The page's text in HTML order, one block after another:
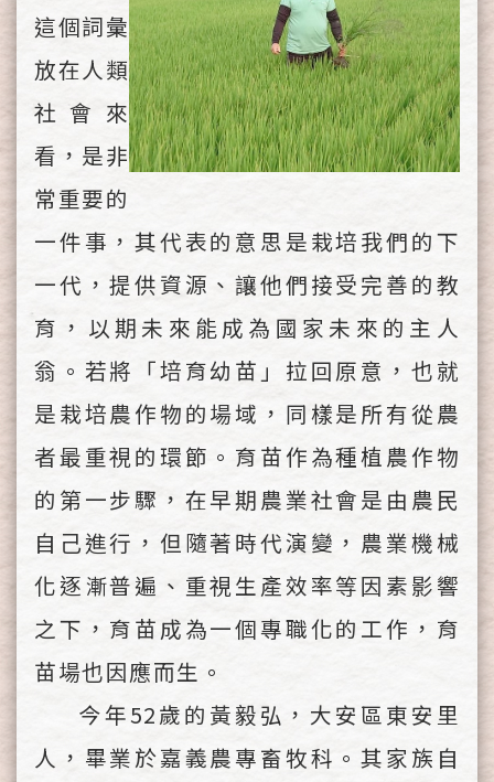
這個詞彙
放在人類
社會來
看，是非
常重要的
一件事，其代表的意思是栽培我們的下
一代，提供資源、讓他們接受完善的教
育，以期未來能成為國家未來的主人
翁。若將「培育幼苗」拉回原意，也就
是栽培農作物的場域，同樣是所有從農
者最重視的環節。育苗作為種植農作物
的第一步驟，在早期農業社會是由農民
自己進行，但隨著時代演變，農業機械
化逐漸普遍、重視生產效率等因素影響
之下，育苗成為一個專職化的工作，育
苗場也因應而生。
今年52歲的黃毅弘，大安區東安里
人，畢業於嘉義農專畜牧科。其家族自